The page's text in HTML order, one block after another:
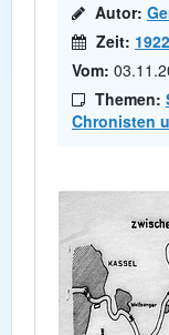
Autor:
Zeit: 1922
Vom:
Themen:
Chronisten